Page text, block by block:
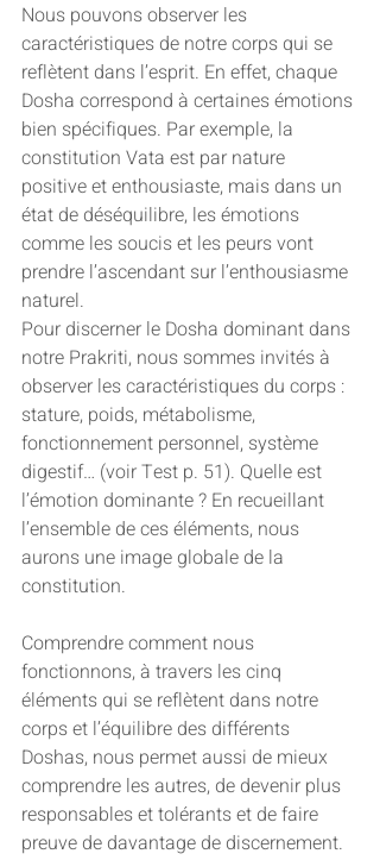
Nous pouvons observer les
caractéristiques de notre corps qui se
reflètent dans l’esprit. En effet, chaque
Dosha correspond à certaines émotions
bien spécifiques. Par exemple, la
constitution Vata est par nature
positive et enthousiaste, mais dans un
état de déséquilibre, les émotions
comme les soucis et les peurs vont
prendre l’ascendant sur l’enthousiasme
naturel.
Pour discerner le Dosha dominant dans
notre Prakriti, nous sommes invités à
observer les caractéristiques du corps :
stature, poids, métabolisme,
fonctionnement personnel, système
digestif… (voir Test p. 51). Quelle est
l’émotion dominante ? En recueillant
l’ensemble de ces éléments, nous
aurons une image globale de la
constitution.
Comprendre comment nous
fonctionnons, à travers les cinq
éléments qui se reflètent dans notre
corps et l’équilibre des différents
Doshas, nous permet aussi de mieux
comprendre les autres, de devenir plus
responsables et tolérants et de faire
preuve de davantage de discernement.